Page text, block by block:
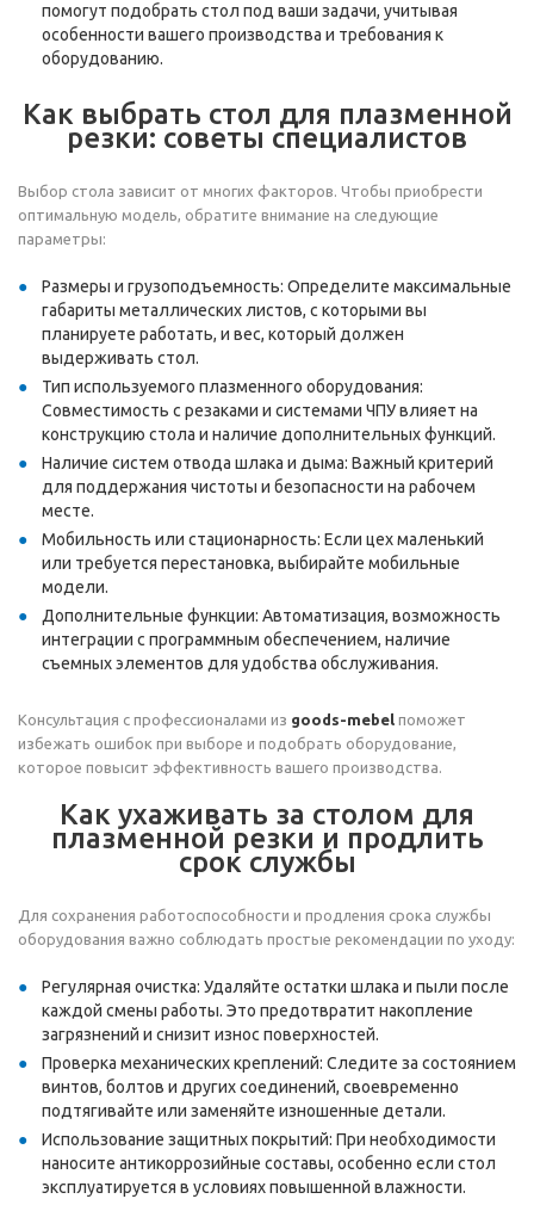
помогут подобрать стол под ваши задачи, учитывая
особенности вашего производства и требования к
оборудованию.
Как выбрать стол для плазменной
резки: советы специалистов
Выбор стола зависит от многих факторов. Чтобы приобрести
оптимальную модель, обратите внимание на следующие
параметры:
Размеры и грузоподъемность: Определите максимальные
габариты металлических листов, с которыми вы
планируете работать, и вес, который должен
выдерживать стол.
Тип используемого плазменного оборудования:
Совместимость с резаками и системами ЧПУ влияет на
конструкцию стола и наличие дополнительных функций.
Наличие систем отвода шлака и дыма: Важный критерий
для поддержания чистоты и безопасности на рабочем
месте.
Мобильность или стационарность: Если цех маленький
или требуется перестановка, выбирайте мобильные
модели.
Дополнительные функции: Автоматизация, возможность
интеграции с программным обеспечением, наличие
съемных элементов для удобства обслуживания.
Консультация с профессионалами из goods-mebel поможет
избежать ошибок при выборе и подобрать оборудование,
которое повысит эффективность вашего производства.
Как ухаживать за столом для
плазменной резки и продлить
срок службы
Для сохранения работоспособности и продления срока службы
оборудования важно соблюдать простые рекомендации по уходу:
Регулярная очистка: Удаляйте остатки шлака и пыли после
каждой смены работы. Это предотвратит накопление
загрязнений и снизит износ поверхностей.
Проверка механических креплений: Следите за состоянием
винтов, болтов и других соединений, своевременно
подтягивайте или заменяйте изношенные детали.
Использование защитных покрытий: При необходимости
наносите антикоррозийные составы, особенно если стол
эксплуатируется в условиях повышенной влажности.